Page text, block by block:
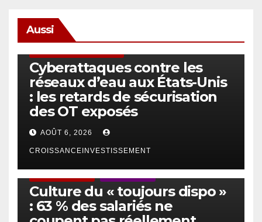
Aussi
Cyberattaques contre les
réseaux d’eau aux États-Unis
: les retards de sécurisation
des OT exposés
AOÛT 6, 2026
CROISSANCEINVESTISSEMENT
Culture du « toujours dispo »
: 63 % des salariés ne